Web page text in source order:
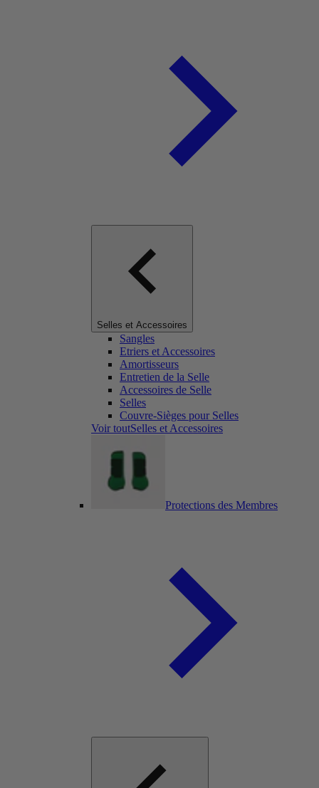
Selles et Accessoires
Sangles
Etriers et Accessoires
Amortisseurs
Entretien de la Selle
Accessoires de Selle
Selles
Couvre-Sièges pour Selles
Voir toutSelles et Accessoires
Protections des Membres